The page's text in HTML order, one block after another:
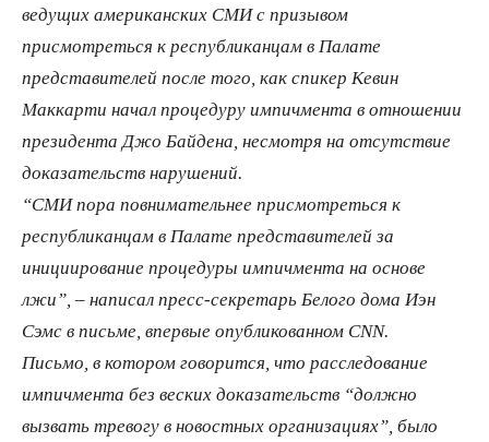
ведущих американских СМИ с призывом
присмотреться к республиканцам в Палате
представителей после того, как спикер Кевин
Маккарти начал процедуру импичмента в отношении
президента Джо Байдена, несмотря на отсутствие
доказательств нарушений.
“СМИ пора повнимательнее присмотреться к
республиканцам в Палате представителей за
инициирование процедуры импичмента на основе
лжи”, – написал пресс-секретарь Белого дома Иэн
Сэмс в письме, впервые опубликованном CNN.
Письмо, в котором говорится, что расследование
импичмента без веских доказательств “должно
вызвать тревогу в новостных организациях”, было